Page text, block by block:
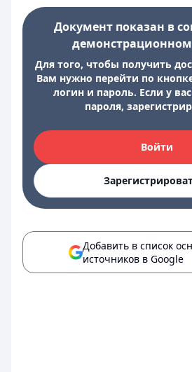
Документ показан в
Для того, чтобы получить
Вам нужно перейти по
логин и пароль. Если у
пароля,
Войти
Добавить в список
источников в Google